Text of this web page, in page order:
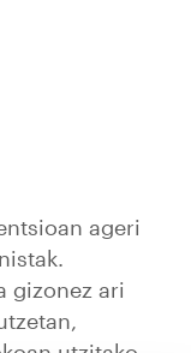
ageri
gizonez ari